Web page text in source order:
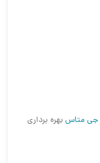
جی متاسبهره برداری